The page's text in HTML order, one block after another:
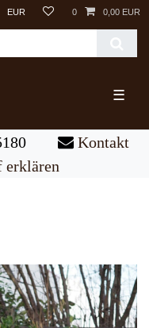
EUR 0 0,00 EUR
☰
Kontakt